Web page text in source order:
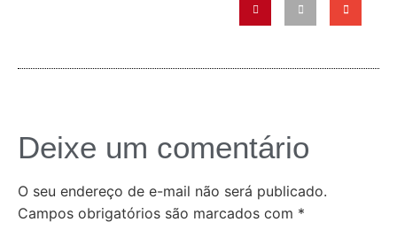
Deixe um comentário
O seu endereço de e-mail não será publicado.
Campos obrigatórios são marcados com *